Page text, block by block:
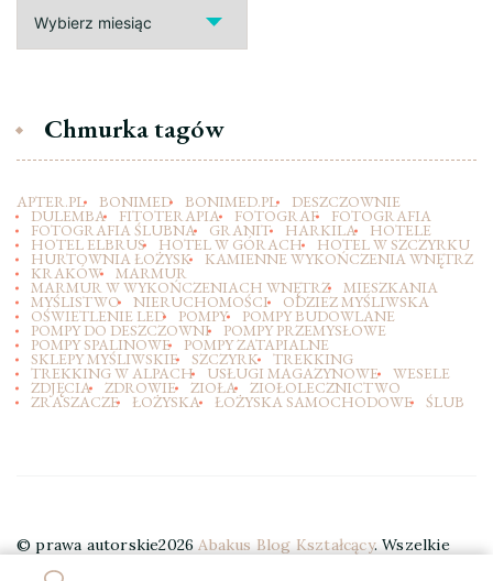
Chmurka tagów
APTER.PL BONIMED BONIMED.PL DESZCZOWNIE
DULEMBA FITOTERAPIA FOTOGRAF FOTOGRAFIA
FOTOGRAFIA ŚLUBNA GRANIT HARKILA HOTELE
HOTEL ELBRUS HOTEL W GÓRACH HOTEL W SZCZYRKU
HURTOWNIA ŁOŻYSK KAMIENNE WYKOŃCZENIA WNĘTRZ
KRAKÓW MARMUR
MARMUR W WYKOŃCZENIACH WNĘTRZ MIESZKANIA
MYŚLISTWO NIERUCHOMOŚCI ODZIEZ MYŚLIWSKA
OŚWIETLENIE LED POMPY POMPY BUDOWLANE
POMPY DO DESZCZOWNI POMPY PRZEMYSŁOWE
POMPY SPALINOWE POMPY ZATAPIALNE
SKLEPY MYŚLIWSKIE SZCZYRK TREKKING
TREKKING W ALPACH USŁUGI MAGAZYNOWE WESELE
ZDJĘCIA ZDROWIE ZIOŁA ZIOŁOLECZNICTWO
ZRASZACZE ŁOŻYSKA ŁOŻYSKA SAMOCHODOWE ŚLUB
© prawa autorskie2026Abakus Blog Kształcący. Wszelkie
prawa zastrzeżone.